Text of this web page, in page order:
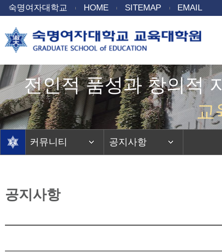
숙명여자대학교 HOME SITEMAP EMAIL
전인적 품성과 창의적
교
커뮤니티 공지사항
공지사항